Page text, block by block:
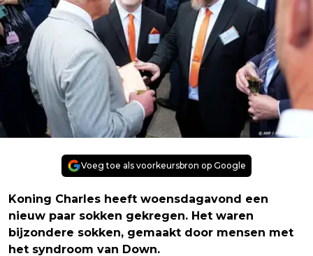
Voeg toe als voorkeursbron op Google
Koning Charles heeft woensdagavond een
nieuw paar sokken gekregen. Het waren
bijzondere sokken, gemaakt door mensen met
het syndroom van Down.